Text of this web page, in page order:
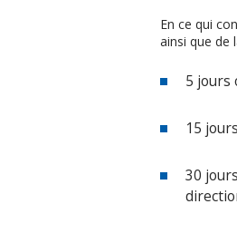
En ce qui
ainsi que de
5 jours
15
30